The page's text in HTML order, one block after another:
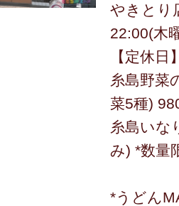
やきとり
22:00(木
【定休日
糸島野菜
菜5種)
糸島いな
み) *数量
*うどん